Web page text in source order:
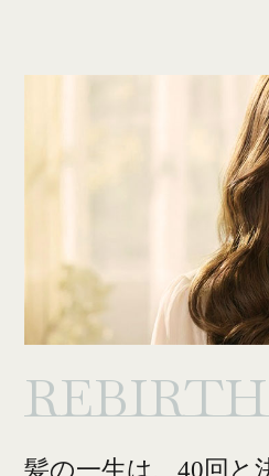
REBIRTH
髪の一生は、40回と